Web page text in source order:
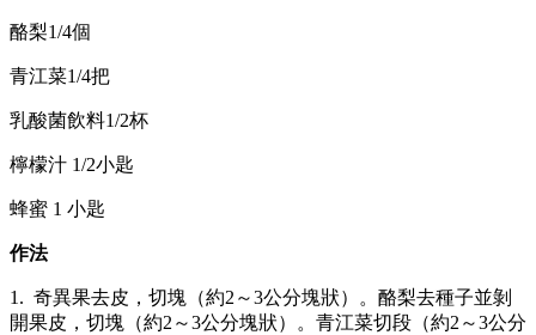
酪梨1/4個
青江菜1/4把
乳酸菌飲料1/2杯
檸檬汁 1/2小匙
蜂蜜 1 小匙
作法
1. 奇異果去皮，切塊（約2～3公分塊狀）。酪梨去種子並剝
開果皮，切塊（約2～3公分塊狀）。青江菜切段（約2～3公分